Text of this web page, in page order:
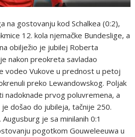
na gostovanju kod Schalkea (0:2),
12. kola njemačke Bundeslige, a
obilježio je jubilej Roberta
nakon preokreta savladao
vodeo Vukove u prednost u petoj
preko Lewandowskog. Poljak
nadoknade prvog poluvremena, a
došao do jubileja, tačnije 250.
je sa minilanih 0:1
pogotkom Gouweleeuwa u